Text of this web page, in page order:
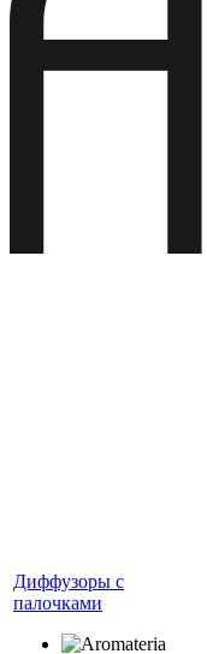
Диффузоры с
палочками